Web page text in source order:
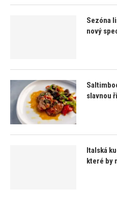
Sezóna
nový
slavnou
Italská
které by